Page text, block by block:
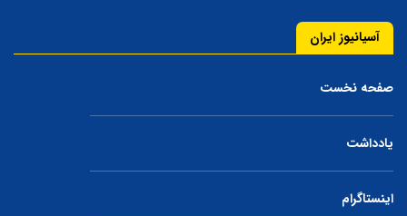
آسیانیوز ایران
صفحه نخست
یادداشت
اینستاگرام